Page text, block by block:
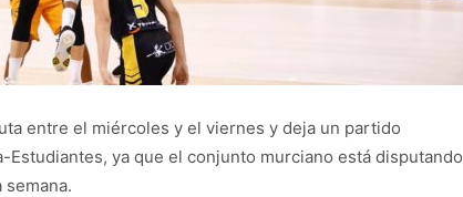
entre el miércoles y el viernes y deja un partido
Estudiantes, ya que el conjunto murciano está disputando
semana.